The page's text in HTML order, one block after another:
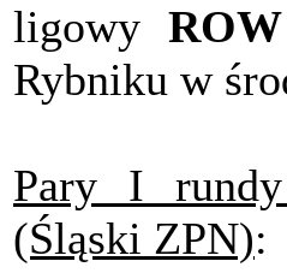
ligowy
Rybniku w
Pary I rundy
(Śląski ZPN):